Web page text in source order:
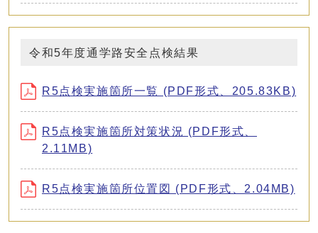
令和5年度通学路安全点検結果
R5点検実施箇所一覧 (PDF形式、205.83KB)
R5点検実施箇所対策状況 (PDF形式、
2.11MB)
R5点検実施箇所位置図 (PDF形式、2.04MB)